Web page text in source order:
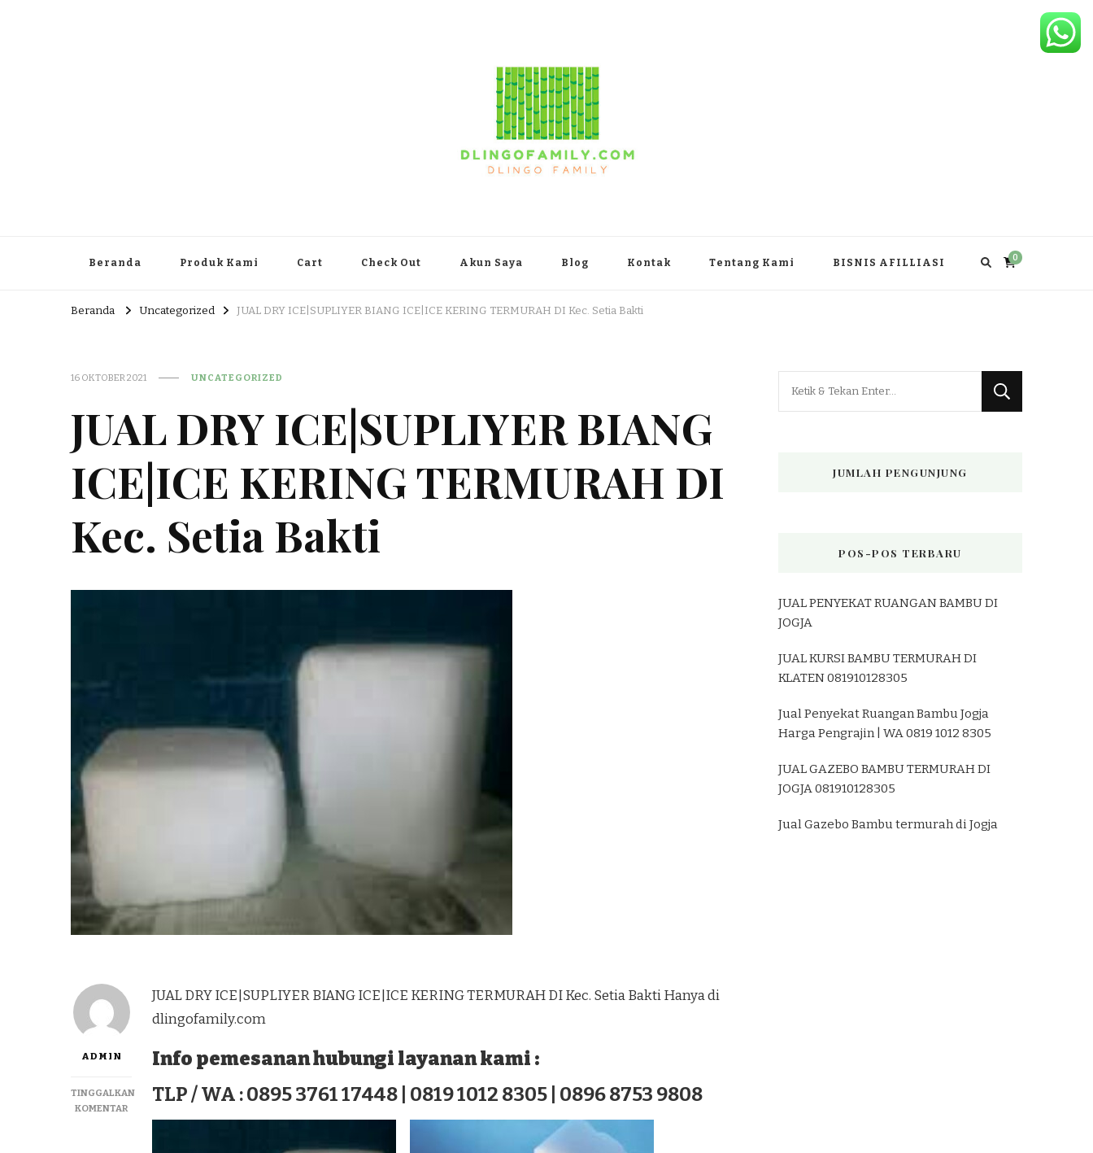
Beranda Produk Kami Cart Check Out Akun Saya Blog Kontak Tentang Kami BISNIS AFILLIASI 0
Beranda Uncategorized JUAL DRY ICE|SUPLIYER BIANG ICE|ICE KERING TERMURAH DI Kec. Setia Bakti
16 OKTOBER 2021 UNCATEGORIZED
JUAL DRY ICE|SUPLIYER BIANG
ICE|ICE KERING TERMURAH DI
Kec. Setia Bakti
ADMIN
TINGGALKAN
KOMENTARPADA
JUAL DRY ICE|SUPLIYER BIANG ICE|ICE KERING TERMURAH DI Kec. Setia Bakti Hanya di
dlingofamily.com
Info pemesanan hubungi layanan kami :
TLP / WA : 0895 3761 17448 | 0819 1012 8305 | 0896 8753 9808
JUMLAH PENGUNJUNG
POS-POS TERBARU
JUAL PENYEKAT RUANGAN BAMBU DI
JOGJA
JUAL KURSI BAMBU TERMURAH DI
KLATEN 081910128305
Jual Penyekat Ruangan Bambu Jogja
Harga Pengrajin | WA 0819 1012 8305
JUAL GAZEBO BAMBU TERMURAH DI
JOGJA 081910128305
Jual Gazebo Bambu termurah di Jogja